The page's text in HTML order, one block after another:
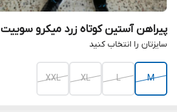
پیراهن آستین کوتاه زرد میکرو سوییت
سایزتان را انتخاب کنید
M
L
XL
XXL